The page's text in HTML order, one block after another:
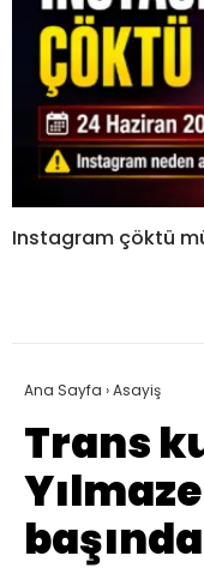
Instagram çöktü
Ana Sayfa ›Asayiş
Trans